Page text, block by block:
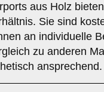
aus Holz
Sie sind
an individuelle
zu anderen
ansprechend.